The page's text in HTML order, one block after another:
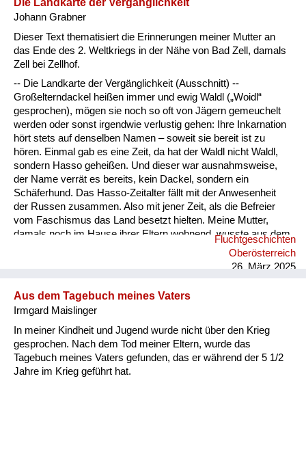
sechs Wochen bekamen wir eine Zwei-Zimmer-Wohnung in
der wir zu ...
Johann Grabner
Dieser Text thematisiert die Erinnerungen meiner Mutter an
das Ende des 2. Weltkriegs in der Nähe von Bad Zell, damals
Zell bei Zellhof.
-- Die Landkarte der Vergänglichkeit (Ausschnitt) --
Großelterndackel heißen immer und ewig Waldl („Woidl“
gesprochen), mögen sie noch so oft von Jägern gemeuchelt
werden oder sonst irgendwie verlustig gehen: Ihre Inkarnation
hört stets auf denselben Namen – soweit sie bereit ist zu
hören. Einmal gab es eine Zeit, da hat der Waldl nicht Waldl,
sondern Hasso geheißen. Und dieser war ausnahmsweise,
der Name verrät es bereits, kein Dackel, sondern ein
Schäferhund. Das Hasso-Zeitalter fällt mit der Anwesenheit
der Russen zusammen. Also mit jener Zeit, als die Befreier
vom Faschismus das Land besetzt hielten. Meine Mutter,
damals noch im Hause ihrer Eltern wohnend, wusste aus dem
Hasso-Zeitalter beiläufig das zu berichten: Eines Tages fuhr
ein Lastwagen mit Russen vor ihrem Hofe vor, hielt an, und die
Meiner Großmutter gegenüber vorgebend, das Haus nach
Bildern des schnauzbärtigen Gröfaz (=größter Feldherr aller
Zeite...
Fluchtgeschichten
Oberösterreich
26. März 2025
Aus dem Tagebuch meines Vaters
Irmgard Maislinger
In meiner Kindheit und Jugend wurde nicht über den Krieg
gesprochen. Nach dem Tod meiner Eltern, wurde das
Tagebuch meines Vaters gefunden, das er während der 5 1/2
Jahre im Krieg geführt hat.